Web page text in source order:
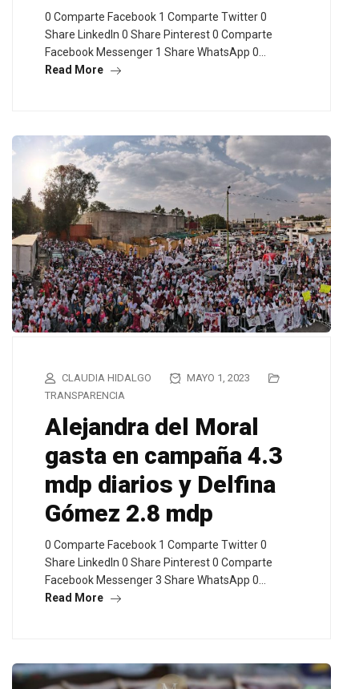
0 Comparte Facebook 1 Comparte Twitter 0
Share LinkedIn 0 Share Pinterest 0 Comparte
Facebook Messenger 1 Share WhatsApp 0…
Read More
CLAUDIA HIDALGO
MAYO 1, 2023
TRANSPARENCIA
Alejandra del Moral
gasta en campaña 4.3
mdp diarios y Delfina
Gómez 2.8 mdp
0 Comparte Facebook 1 Comparte Twitter 0
Share LinkedIn 0 Share Pinterest 0 Comparte
Facebook Messenger 3 Share WhatsApp 0…
Read More